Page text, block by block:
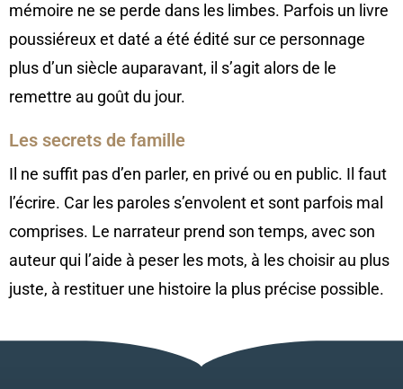
mémoire ne se perde dans les limbes. Parfois un livre
poussiéreux et daté a été édité sur ce personnage
plus d’un siècle auparavant, il s’agit alors de le
remettre au goût du jour.
Les secrets de famille
Il ne suffit pas d’en parler, en privé ou en public. Il faut
l’écrire. Car les paroles s’envolent et sont parfois mal
comprises. Le narrateur prend son temps, avec son
auteur qui l’aide à peser les mots, à les choisir au plus
juste, à restituer une histoire la plus précise possible.